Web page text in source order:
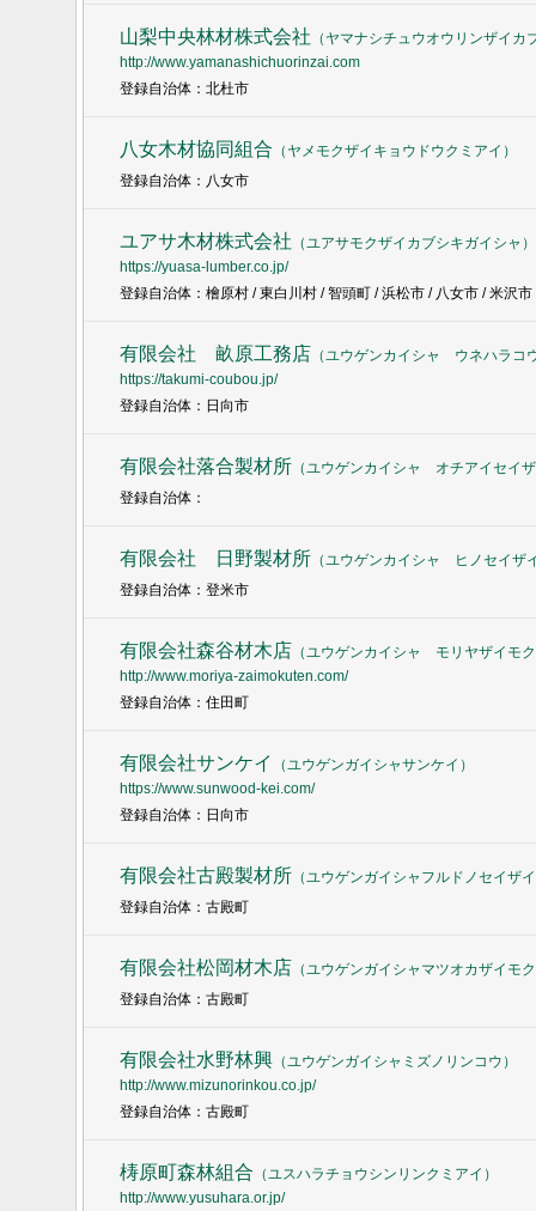
山梨中央林材株式会社 （ ヤマナシチュウオウリンザイカ
http://www.yamanashichuorinzai.com
登録自治体：北杜市
八女木材協同組合 （ ヤメモクザイキョウドウクミアイ ）
登録自治体：八女市
ユアサ木材株式会社 （ユアサモクザイカブシキガイシャ ）
https://yuasa-lumber.co.jp/
登録自治体：檜原村 / 東白川村 / 智頭町 / 浜松市 / 八女市 / 米沢市
有限会社 畝原工務店 （ユウゲンカイシャ ウネハラコ
https://takumi-coubou.jp/
登録自治体：日向市
有限会社落合製材所（ユウゲンカイシャ オチアイセイ
登録自治体：
有限会社 日野製材所（ユウゲンカイシャ ヒノセイザ
登録自治体：登米市
有限会社森谷材木店 （ユウゲンカイシャ モリヤザイモ
http://www.moriya-zaimokuten.com/
登録自治体：住田町
有限会社サンケイ （ユウゲンガイシャサンケイ ）
https://www.sunwood-kei.com/
登録自治体：日向市
有限会社古殿製材所（ユウゲンガイシャフルドノセイザ
登録自治体：古殿町
有限会社松岡材木店 （ユウゲンガイシャマツオカザイモ
登録自治体：古殿町
有限会社水野林興（ユウゲンガイシャミズノリンコウ ）
http://www.mizunorinkou.co.jp/
登録自治体：古殿町
梼原町森林組合 （ユスハラチョウシンリンクミアイ ）
http://www.yusuhara.or.jp/